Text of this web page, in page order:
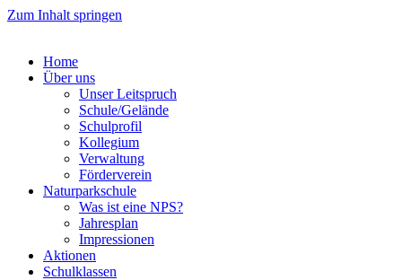
Zum Inhalt springen
Home
Über uns
Unser Leitspruch
Schule/Gelände
Schulprofil
Kollegium
Verwaltung
Förderverein
Naturparkschule
Was ist eine NPS?
Jahresplan
Impressionen
Aktionen
Schulklassen